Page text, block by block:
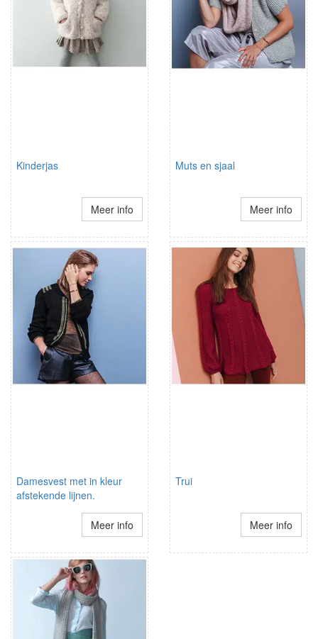
Kinderjas
Meer info
Muts en sjaal
Meer info
Damesvest met in kleur
afstekende lijnen.
Meer info
Trui
Meer info